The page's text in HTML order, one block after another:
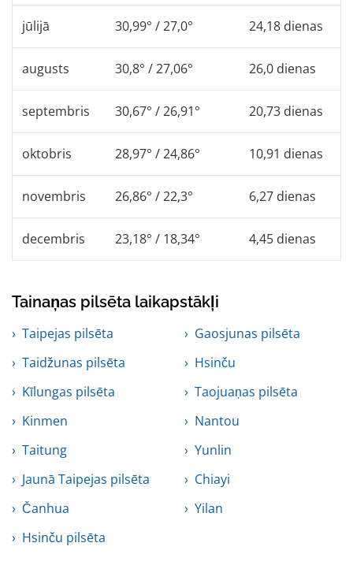
jūlijā 30,99° / 27,0° 24,18 dienas
augusts 30,8° / 27,06° 26,0 dienas
septembris 30,67° / 26,91° 20,73 dienas
oktobris 28,97° / 24,86° 10,91 dienas
novembris 26,86° / 22,3° 6,27 dienas
decembris 23,18° / 18,34° 4,45 dienas
Tainaņas pilsēta laikapstākļi
Taipejas pilsēta
Gaosjunas pilsēta
Taidžunas pilsēta
Hsinču
Kīlungas pilsēta
Taojuaņas pilsēta
Kinmen
Nantou
Taitung
Yunlin
Jaunā Taipejas pilsēta
Chiayi
Čanhua
Yilan
Hsinču pilsēta